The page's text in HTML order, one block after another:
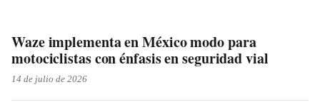
Waze implementa en México modo para
motociclistas con énfasis en seguridad vial
14 de julio de 2026